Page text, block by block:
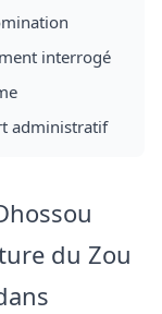
interrogé
administratif
du Zou